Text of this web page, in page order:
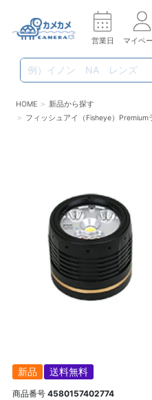
営業日 マイペ
HOME
新品から探す
フィッシュアイ（Fisheye）Premium
新品 送料無料
商品番号 4580157402774